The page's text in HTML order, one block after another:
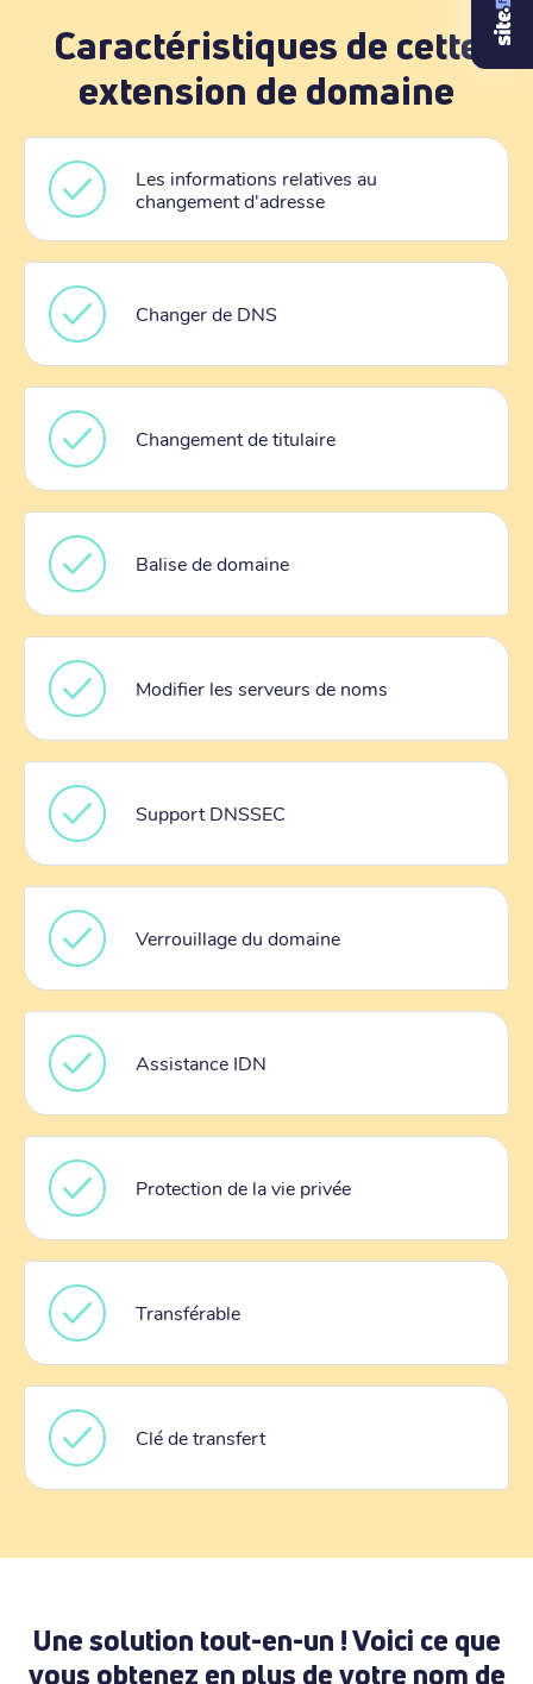
Caractéristiques de cette
extension de domaine
Les informations relatives au
changement d'adresse
Changer de DNS
Changement de titulaire
Balise de domaine
Modifier les serveurs de noms
Support DNSSEC
Verrouillage du domaine
Assistance IDN
Protection de la vie privée
Transférable
Clé de transfert
Une solution tout-en-un ! Voici ce que
vous obtenez en plus de votre nom de